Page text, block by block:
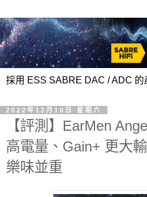
採用 ESS SABRE DAC / ADC 的
2022年12月10日 星期六
【評測】EarMen
高電量、Gain+ 更大
樂味並重